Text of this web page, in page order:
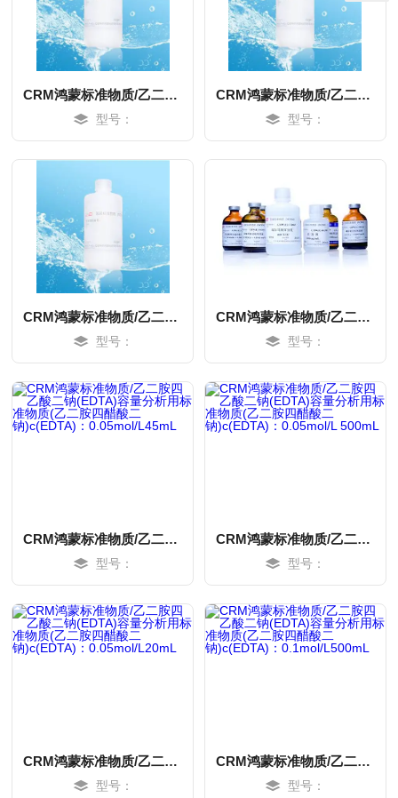
CRM鸿蒙标准物质/乙二胺四乙酸二钠(EDTA)容量分析用标准物质(乙二胺四醋酸二钠)c(EDTA)：0.025mol/L500mL
型号：
CRM鸿蒙标准物质/乙二胺四乙酸二钠(EDTA)容量分析用标准物质(乙二胺四醋酸二钠)c(EDTA)：0.05mol/L1L
型号：
CRM鸿蒙标准物质/乙二胺四乙酸二钠(EDTA)容量分析用标准物质(乙二胺四醋酸二钠)c(EDTA)：0.025mol/L1L
型号：
CRM鸿蒙标准物质/乙二胺四乙酸二钠(EDTA)容量分析用标准物质(乙二胺四醋酸二钠)c(EDTA)：0.025mol/L45mL
型号：
CRM鸿蒙标准物质/乙二胺四乙酸二钠(EDTA)容量分析用标准物质(乙二胺四醋酸二钠)c(EDTA)：0.05mol/L45mL
型号：
CRM鸿蒙标准物质/乙二胺四乙酸二钠(EDTA)容量分析用标准物质(乙二胺四醋酸二钠)c(EDTA)：0.05mol/L 500mL
型号：
CRM鸿蒙标准物质/乙二胺四乙酸二钠(EDTA)容量分析用标准物质(乙二胺四醋酸二钠)c(EDTA)：0.05mol/L20mL
型号：
CRM鸿蒙标准物质/乙二胺四乙酸二钠(EDTA)容量分析用标准物质(乙二胺四醋酸二钠)c(EDTA)：0.1mol/L500mL
型号：